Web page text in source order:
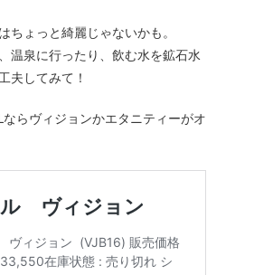
ちょっと綺麗じゃないかも。
温泉に行ったり、飲む水を鉱石水
夫してみて！
ならヴィジョンかエタニティーがオ